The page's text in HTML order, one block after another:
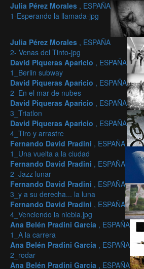
Julia Pérez Morales , ESPAÑA
1-Esperando la llamada-jpg
Julia Pérez Morales , ESPAÑA
2- Venas del Tinto-jpg
David Piqueras Aparicio , ESPAÑA
1_Berlin subway
David Piqueras Aparicio , ESPAÑA
2_En el mar de nubes
David Piqueras Aparicio , ESPAÑA
3_Triatlon
David Piqueras Aparicio , ESPAÑA
4_Tiro y arrastre
Fernando David Pradini , ESPAÑA
1_Una vuelta a la ciudad
Fernando David Pradini , ESPAÑA
2_Jazz lunar
Fernando David Pradini , ESPAÑA
3_y a su derecha... la luna
Fernando David Pradini , ESPAÑA
4_Venciendo la niebla.jpg
Ana Belén Pradini García , ESPAÑA
1_A la carrera
Ana Belén Pradini García , ESPAÑA
2_rodar
Ana Belén Pradini García , ESPAÑA